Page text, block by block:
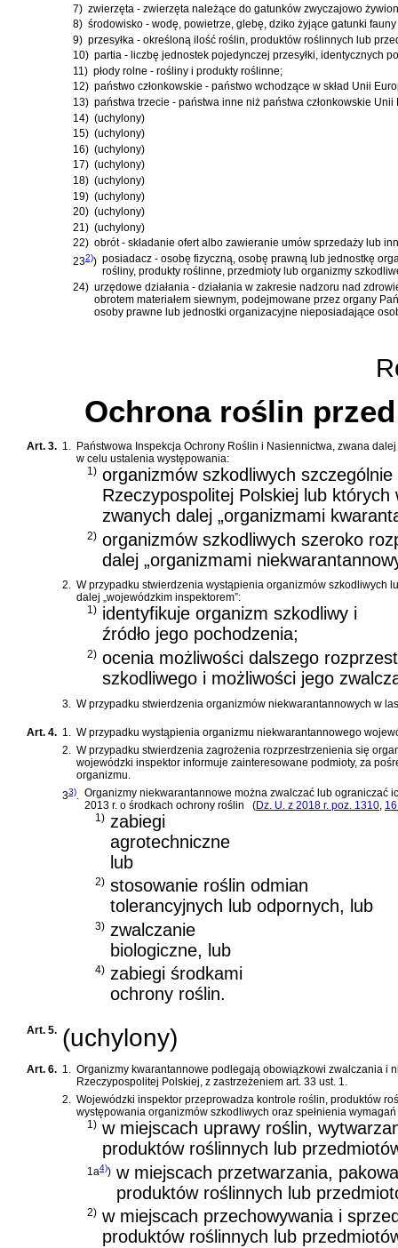
7) zwierzęta - zwierzęta należące do gatunków zwyczajowo
8) środowisko - wodę, powietrze, glebę, dziko żyjące gatunki
9) przesyłka - określoną ilość roślin, produktów roślinnych lub
10) partia - liczbę jednostek pojedynczej przesyłki, identycznych
11) płody rolne - rośliny i produkty roślinne;
12) państwo członkowskie - państwo wchodzące w skład Unii
13) państwa trzecie - państwa inne niż państwa członkowskie Unii
14) (uchylony)
15) (uchylony)
16) (uchylony)
17) (uchylony)
18) (uchylony)
19) (uchylony)
20) (uchylony)
21) (uchylony)
22) obrót - składanie ofert albo zawieranie umów sprzedaży lub
232)) posiadacz - osobę fizyczną, osobę prawną lub jednostkę
rośliny, produkty roślinne, przedmioty lub organizmy
24) urzędowe działania - działania w zakresie nadzoru nad
obrotem materiałem siewnym, podejmowane przez organy
osoby prawne lub jednostki organizacyjne nieposiadające
Ochrona roślin
Art. 3. 1. Państwowa Inspekcja Ochrony Roślin i Nasiennictwa, zwana
w celu ustalenia występowania:
1) organizmów szkodliwych
Rzeczypospolitej Polskiej lub
zwanych dalej „organizmami
2) organizmów szkodliwych szeroko
dalej „organizmami
2. W przypadku stwierdzenia wystąpienia organizmów szkodliwych
dalej „wojewódzkim inspektorem”:
1) identyfikuje organizm szkodliwy i
źródło jego pochodzenia;
2) ocenia możliwości dalszego
szkodliwego i możliwości jego
3. W przypadku stwierdzenia organizmów niekwarantannowych w
Art. 4. 1.
W przypadku wystąpienia organizmu niekwarantannowego
2.
W przypadku stwierdzenia zagrożenia rozprzestrzenienia się
wojewódzki inspektor informuje zainteresowane podmioty, za
organizmu.
33)
Organizmy niekwarantannowe można zwalczać lub
2013 r. o środkach ochrony roślin
(Dz. U. z 2018 r. poz. 1310
1) zabiegi
agrotechniczne
lub
2) stosowanie roślin odmian
tolerancyjnych lub odpornych, lub
3) zwalczanie
biologiczne, lub
4) zabiegi środkami
ochrony roślin.
Art. 5. (uchylony)
Art. 6. 1. Organizmy kwarantannowe podlegają obowiązkowi zwalczania i
Rzeczypospolitej Polskiej, z zastrzeżeniem art. 33 ust. 1.
2. Wojewódzki inspektor przeprowadza kontrole roślin, produktów
występowania organizmów szkodliwych oraz spełnienia
1) w miejscach uprawy roślin,
produktów roślinnych lub
1a4)) w miejscach przetwarzania,
produktów roślinnych lub
2) w miejscach przechowywania i
produktów roślinnych lub